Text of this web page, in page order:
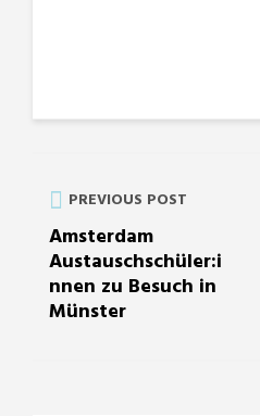
PREVIOUS POST
Amsterdam
Austauschschüler:i
nnen zu Besuch in
Münster